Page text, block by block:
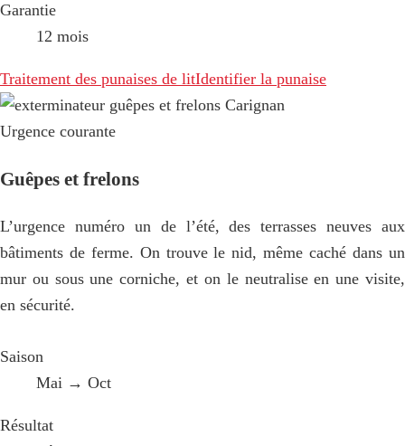
Garantie
12 mois
Traitement des punaises de litIdentifier la punaise
Urgence courante
Guêpes et frelons
L’urgence numéro un de l’été, des terrasses neuves aux
bâtiments de ferme. On trouve le nid, même caché dans un
mur ou sous une corniche, et on le neutralise en une visite,
en sécurité.
Saison
Mai → Oct
Résultat